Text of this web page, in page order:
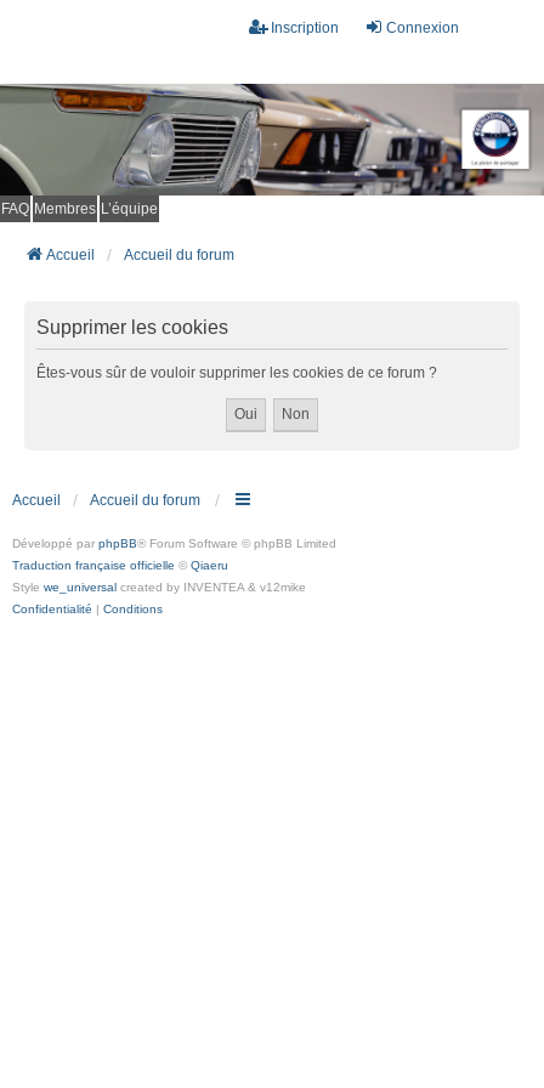
Connexion
Inscription
FAQ Membres L’équipe
Accueil Accueil du forum
Supprimer les cookies
Êtes-vous sûr de vouloir supprimer les cookies de ce forum ?
Accueil Accueil du forum
Développé par phpBB® Forum Software © phpBB Limited
Traduction française officielle © Qiaeru
Style we_universal created by INVENTEA & v12mike
Confidentialité | Conditions